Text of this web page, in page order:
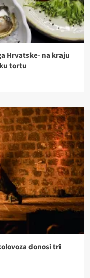
Hrvatske- na kraju
tortu
donosi tri